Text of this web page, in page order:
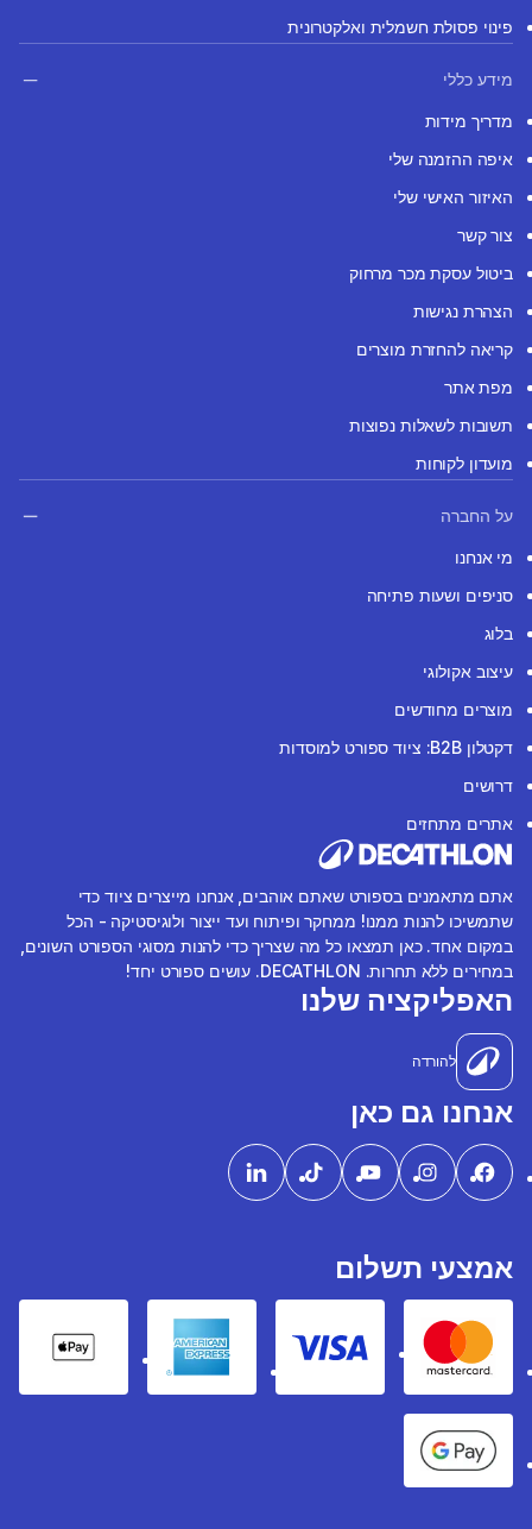
פינוי פסולת חשמלית ואלקטרונית
מידע כללי
מדריך מידות
איפה ההזמנה שלי
האיזור האישי שלי
צור קשר
ביטול עסקת מכר מרחוק
הצהרת נגישות
קריאה להחזרת מוצרים
מפת אתר
תשובות לשאלות נפוצות
מועדון לקוחות
על החברה
מי אנחנו
סניפים ושעות פתיחה
בלוג
עיצוב אקולוגי
מוצרים מחודשים
דקטלון B2B: ציוד ספורט למוסדות
דרושים
אתרים מתחזים
אתם מתאמנים בספורט שאתם אוהבים, אנחנו מייצרים ציוד כדי
שתמשיכו להנות ממנו! ממחקר ופיתוח ועד ייצור ולוגיסטיקה - הכל
במקום אחד. כאן תמצאו כל מה שצריך כדי להנות מסוגי הספורט השונים,
במחירים ללא תחרות. DECATHLON. עושים ספורט יחד!
האפליקציה שלנו
להורדה
אנחנו גם כאן
אמצעי תשלום
Mastercard
Visa
American express
Pay
Google Pay